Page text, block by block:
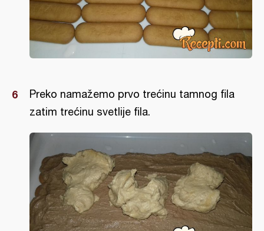
Preko namažemo prvo trećinu tamnog fila
zatim trećinu svetlije fila.